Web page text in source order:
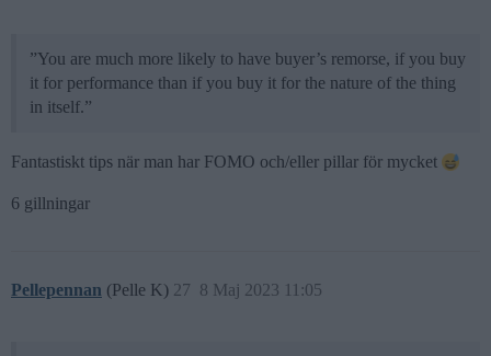
”You are much more likely to have buyer’s remorse, if you buy
it for performance than if you buy it for the nature of the thing
in itself.”
Fantastiskt tips när man har FOMO och/eller pillar för mycket
6 gillningar
Pellepennan (Pelle K) 8 Maj 2023 11:05
27